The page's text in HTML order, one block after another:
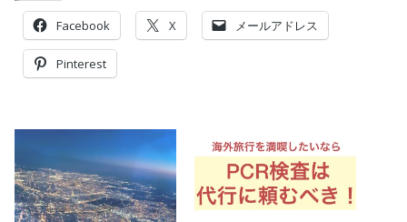
Facebook X メールアドレス
Pinterest